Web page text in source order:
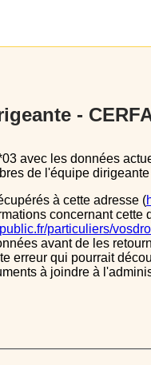
- CERFA
de l'équipe
à cette adresse (
concernant
particuliers/
avant de les
erreur qui pourrait
à joindre à